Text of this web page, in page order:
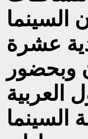
السينما
عشرة
وبحضور
العربية
السينما